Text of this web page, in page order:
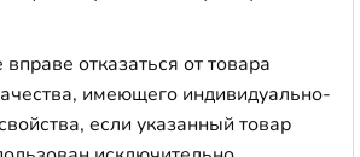
отказаться от товара
имеющего индивидуально-
если указанный товар